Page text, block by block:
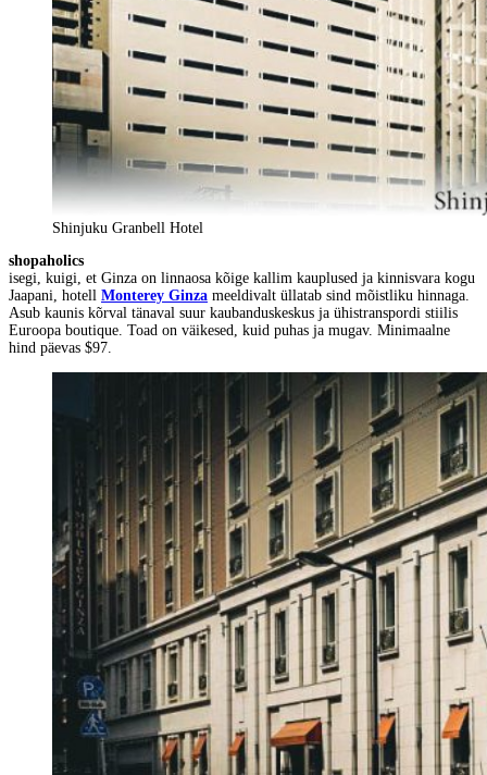
Shinjuku Granbell Hotel
shopaholics
isegi, kuigi, et Ginza on linnaosa kõige kallim kauplused ja kinnisvara kogu
Jaapani, hotell Monterey Ginza meeldivalt üllatab sind mõistliku hinnaga.
Asub kaunis kõrval tänaval suur kaubanduskeskus ja ühistranspordi stiilis
Euroopa boutique. Toad on väikesed, kuid puhas ja mugav. Minimaalne
hind päevas $97.